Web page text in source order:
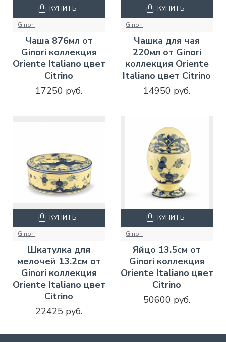
Ginori
Чаша 876мл от
Ginori коллекция
Oriente Italiano цвет
Citrino
17250 руб.
КУПИТЬ
Ginori
Чашка для чая
220мл от Ginori
коллекция Oriente
Italiano цвет Citrino
14950 руб.
КУПИТЬ
Ginori
Шкатулка для
мелочей 13.2см от
Ginori коллекция
Oriente Italiano цвет
Citrino
22425 руб.
КУПИТЬ
Ginori
Яйцо 13.5см от
Ginori коллекция
Oriente Italiano цвет
Citrino
50600 руб.
КУПИТЬ